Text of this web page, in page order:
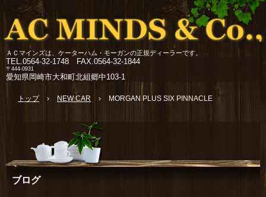
ＡＣマインズは、ケーターハム・モーガンの正規ディーラーです。
TEL.0564-32-1748 FAX.0564-32-1844
〒444-0931
愛知県岡崎市大和町北組郷中103-1
トップ › NEW CAR › MORGAN PLUS SIX PINNACLE
ブログ